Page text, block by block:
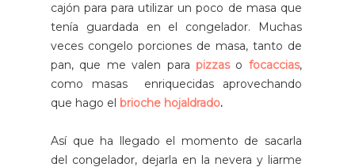
cajón para para utilizar un poco de masa que
tenía guardada en el congelador. Muchas
veces congelo porciones de masa, tanto de
pan, que me valen para pizzas o focaccias,
como masas enriquecidas aprovechando
que hago el brioche hojaldrado.
Así que ha llegado el momento de sacarla
del congelador, dejarla en la nevera y liarme